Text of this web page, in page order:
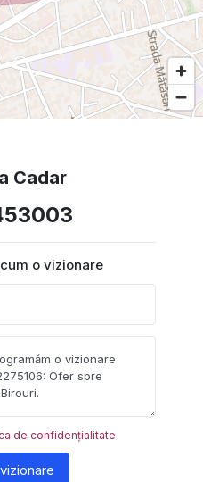
Cadar
o vizionare
de confidențialitate